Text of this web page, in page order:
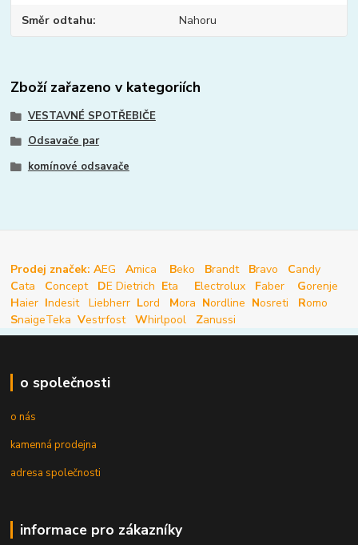
Směr odtahu Nahoru
Zboží zařazeno v kategoriích
VESTAVNÉ SPOTŘEBIČE
Odsavače par
komínové odsavače
Prodej značek: AEG Amica Beko Brandt Bravo Candy
Cata Concept DE Dietrich Eta Electrolux Faber Gorenje
Haier Indesit Liebherr Lord Mora Nordline Nosreti Romo
SnaigeTeka Vestrfost Whirlpool Zanussi
o společnosti
o nás
kamenná prodejna
adresa společnosti
informace pro zákazníky